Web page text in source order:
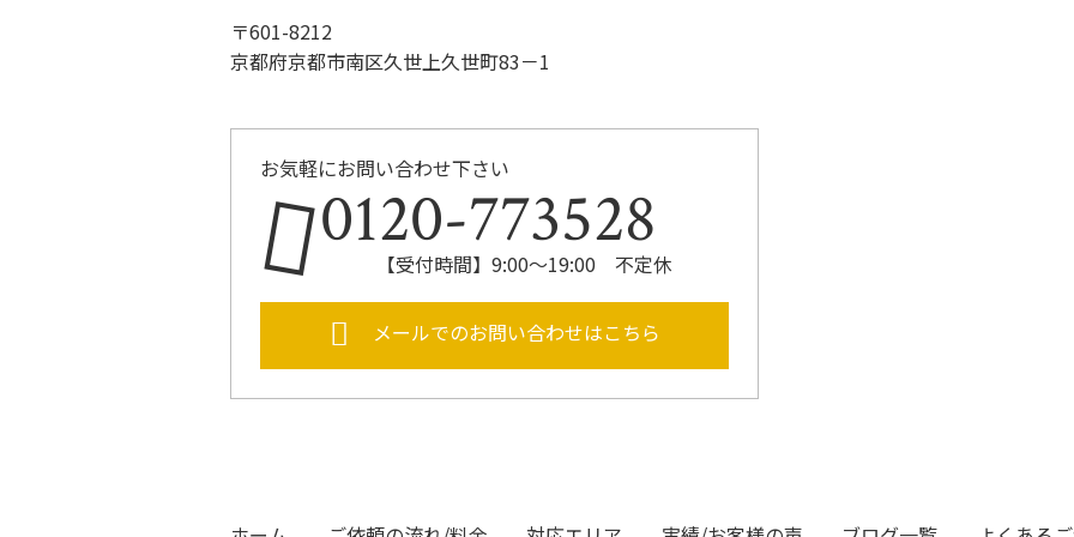
〒601-8212
京都府京都市南区久世上久世町83－1
お気軽にお問い合わせ下さい
0120-773528
【受付時間】9:00～19:00 不定休
メールでのお問い合わせはこちら